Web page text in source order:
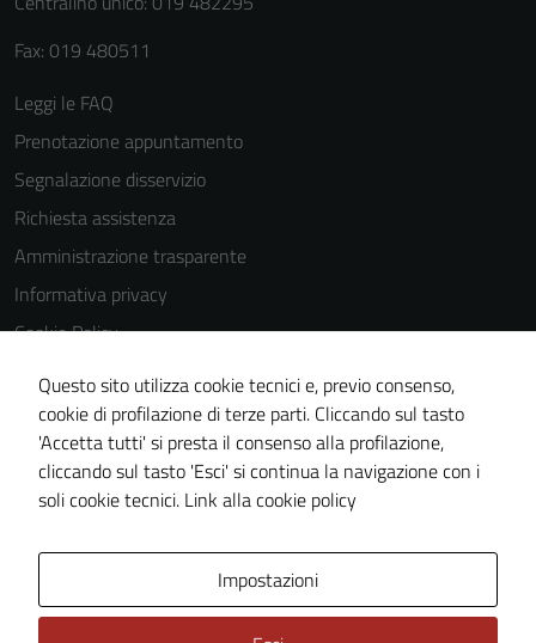
Fax: 019 480511
Leggi le FAQ
Prenotazione appuntamento
Segnalazione disservizio
Richiesta assistenza
Amministrazione trasparente
Informativa privacy
Cookie Policy
Note legali
Dichiarazione di accessibilità
Piano di miglioramento del sito
Statistiche sito web
Questo sito utilizza cookie tecnici e, previo consenso,
cookie di profilazione di terze parti. Cliccando sul tasto
'Accetta tutti' si presta il consenso alla profilazione,
cliccando sul tasto 'Esci' si continua la navigazione con i
soli cookie tecnici. Link alla cookie policy
Impostazioni